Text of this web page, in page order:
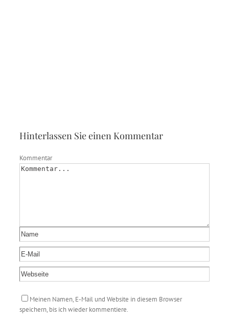
Hinterlassen Sie einen Kommentar
Kommentar
Meinen Namen, E-Mail und Website in diesem Browser
speichern, bis ich wieder kommentiere.